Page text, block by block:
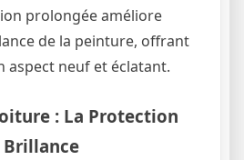
prolongée améliore
de la peinture, offrant
aspect neuf et éclatant.
: La Protection
Brillance